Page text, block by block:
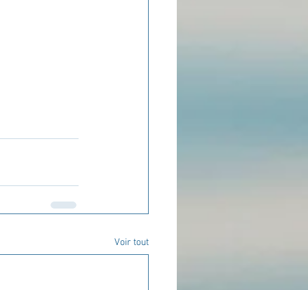
Voir tout